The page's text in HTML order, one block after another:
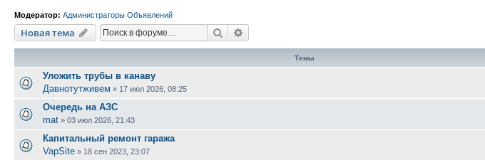
Модератор: Администраторы Объявлений
Новая тема Поиск
Темы
Уложить трубы в канаву
Давнотутживем » 17 июл 2026, 08:25
Очередь на АЗС
mat » 03 июл 2026, 21:43
Капитальный ремонт гаража
VapSite » 18 сен 2023, 23:07